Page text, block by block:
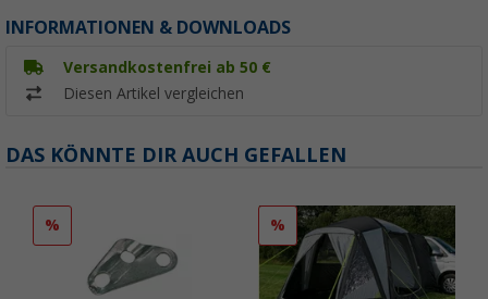
INFORMATIONEN & DOWNLOADS
Versandkostenfrei ab 50 €
Diesen Artikel vergleichen
DAS KÖNNTE DIR AUCH GEFALLEN
% %